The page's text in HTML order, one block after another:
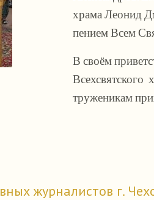
храма Леонид
пением Всем
В своём
Всехсвятского
труженикам
журналистов г.